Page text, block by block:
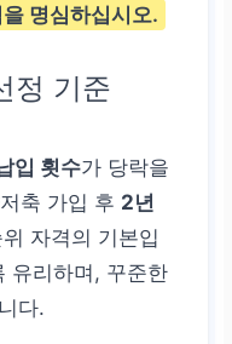
명심하십시오.
정 기준
입 횟수가 당락을
축 가입 후 2년
위 자격의 기본입
유리하며, 꾸준한
다.